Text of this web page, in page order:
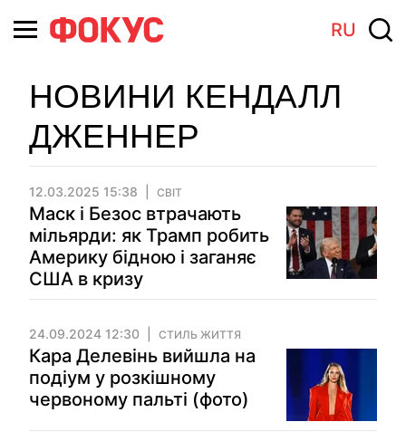
RU
НОВИНИ КЕНДАЛЛ
ДЖЕННЕР
12.03.2025 15:38 СВІТ
Маск і Безос втрачають
мільярди: як Трамп робить
Америку бідною і заганяє
США в кризу
24.09.2024 12:30 СТИЛЬ ЖИТТЯ
Кара Делевінь вийшла на
подіум у розкішному
червоному пальті (фото)